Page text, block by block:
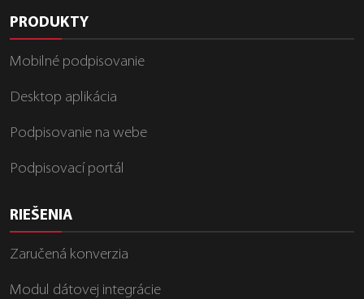
PRODUKTY
Mobilné podpisovanie
Desktop aplikácia
Podpisovanie na webe
Podpisovací portál
RIEŠENIA
Zaručená konverzia
Modul dátovej integrácie